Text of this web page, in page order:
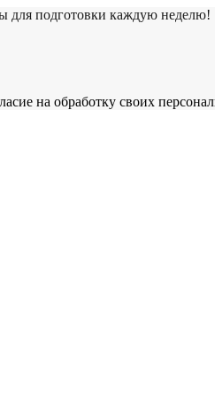
для подготовки каждую неделю!
на обработку своих